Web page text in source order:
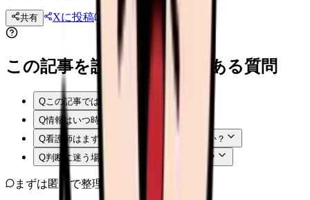
共有 Xに投稿 LINE 投稿文コピー
この記事を読む前後によくある質問
Qこの記事では何を確認できますか？
Q情報はいつ時点のものですか？
Q看護師はまず何から確認すればよいですか？
Q判断に迷う場合はどうすればよいですか？
まずは匿名で整理